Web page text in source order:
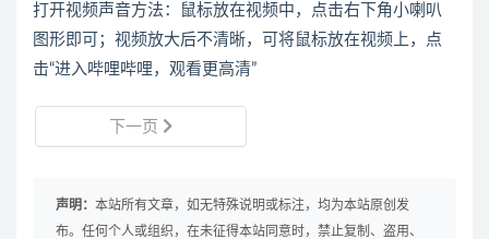
打开视频声音方法：鼠标放在视频中，点击右下角小喇叭
图形即可；视频放大后不清晰，可将鼠标放在视频上，点
击“进入哔哩哔哩，观看更高清”
下一页
声明： 本站所有文章，如无特殊说明或标注，均为本站原创发
布。任何个人或组织，在未征得本站同意时，禁止复制、盗用、